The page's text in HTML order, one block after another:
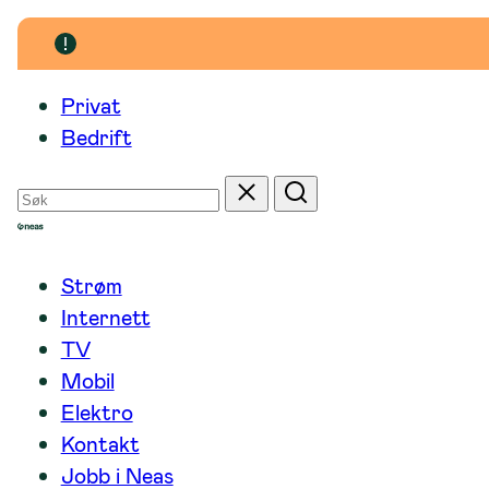
Hopp
Privat
Bedrift
Søk
etter
Tilbakestill
Søk
Strøm
Internett
TV
Mobil
Elektro
Kontakt
Jobb i Neas